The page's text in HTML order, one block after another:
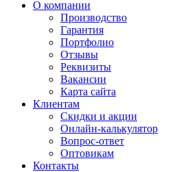
О компании
Производство
Гарантия
Портфолио
Отзывы
Реквизиты
Вакансии
Карта сайта
Клиентам
Скидки и акции
Онлайн-калькулятор
Вопрос-ответ
Оптовикам
Контакты